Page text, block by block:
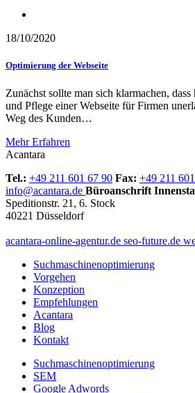
18/10/2020
Optimierung der Webseite
Zunächst sollte man sich klarmachen,
und Pflege einer Webseite für Firmen
Weg des Kunden…
Mehr Erfahren
Acantara
Tel.: +49 211 601 67 90 Fax: +49 211
info@acantara.de Büroanschrift
Speditionstr. 21, 6. Stock
40221 Düsseldorf
acantara-online-agentur.de seo-future.de
Suchmaschinenoptimierung
Vorgehen
Konzeption
Empfehlungen
Acantara
Blog
Kontakt
Suchmaschinenoptimierung
SEM
Google Adwords